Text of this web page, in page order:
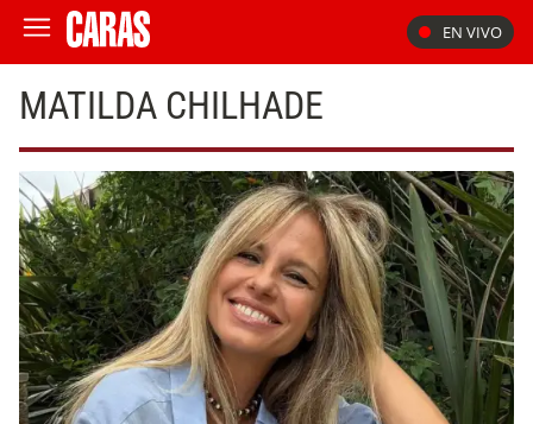
EN VIVO
MATILDA CHILHADE